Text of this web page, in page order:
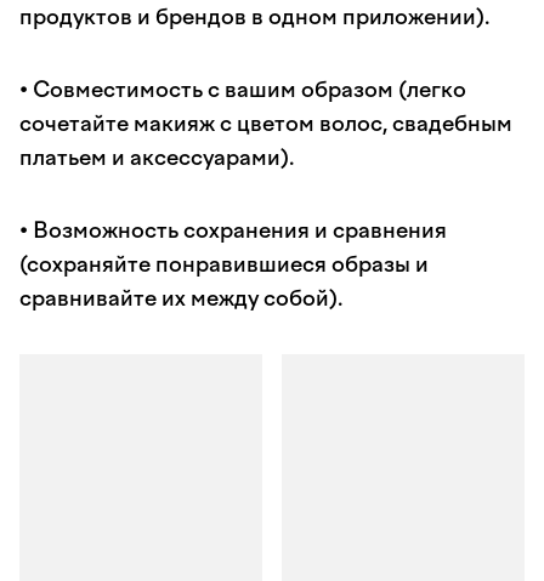
продуктов и брендов в одном приложении).
• Совместимость с вашим образом (легко
сочетайте макияж с цветом волос, свадебным
платьем и аксессуарами).
• Возможность сохранения и сравнения
(сохраняйте понравившиеся образы и
сравнивайте их между собой).